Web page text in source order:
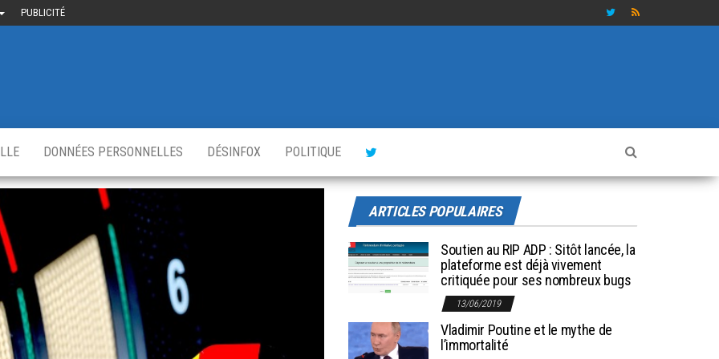
PUBLICITÉ
DONNÉES PERSONNELLES DÉSINFOX POLITIQUE
ARTICLES POPULAIRES
Soutien au RIP ADP : Sitôt lancée, la
plateforme est déjà vivement
critiquée pour ses nombreux bugs
13/06/2019
Vladimir Poutine et le mythe de
l’immortalité